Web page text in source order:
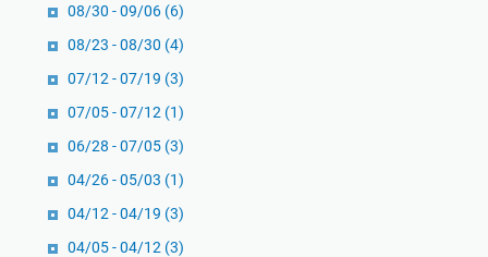
08/30 - 09/06 (6)
08/23 - 08/30 (4)
07/12 - 07/19 (3)
07/05 - 07/12 (1)
06/28 - 07/05 (3)
04/26 - 05/03 (1)
04/12 - 04/19 (3)
04/05 - 04/12 (3)